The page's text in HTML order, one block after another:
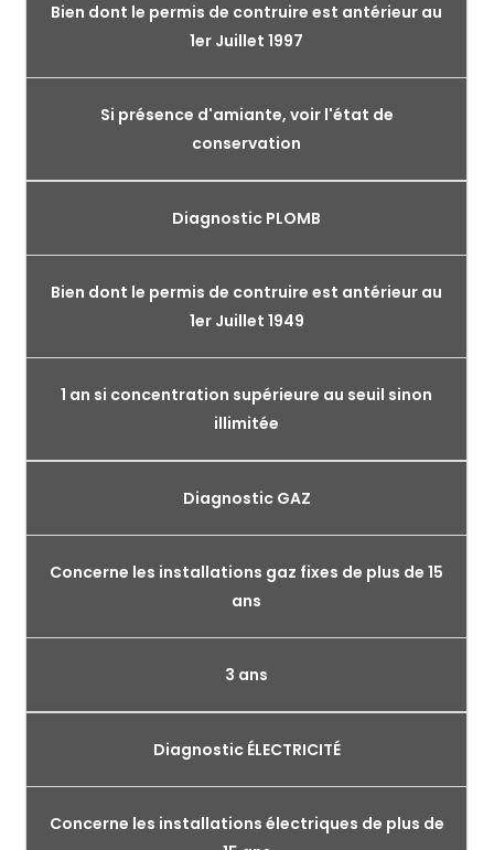
Bien dont le permis de contruire est antérieur au
1er Juillet 1997
Si présence d'amiante, voir l'état de
conservation
Diagnostic PLOMB
Bien dont le permis de contruire est antérieur au
1er Juillet 1949
1 an si concentration supérieure au seuil sinon
illimitée
Diagnostic GAZ
Concerne les installations gaz fixes de plus de 15
ans
3 ans
Diagnostic ÉLECTRICITÉ
Concerne les installations électriques de plus de